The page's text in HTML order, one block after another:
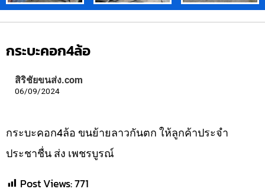
กระบะคอก4ล้อ
สิริชัยขนส่ง.com
06/09/2024
กระบะคอก4ล้อ ขนย้ายลาวกันตก ให้ลูกค้าประจำ
ประชาชื่น ส่ง เพชรบูรณ์
Post Views:771